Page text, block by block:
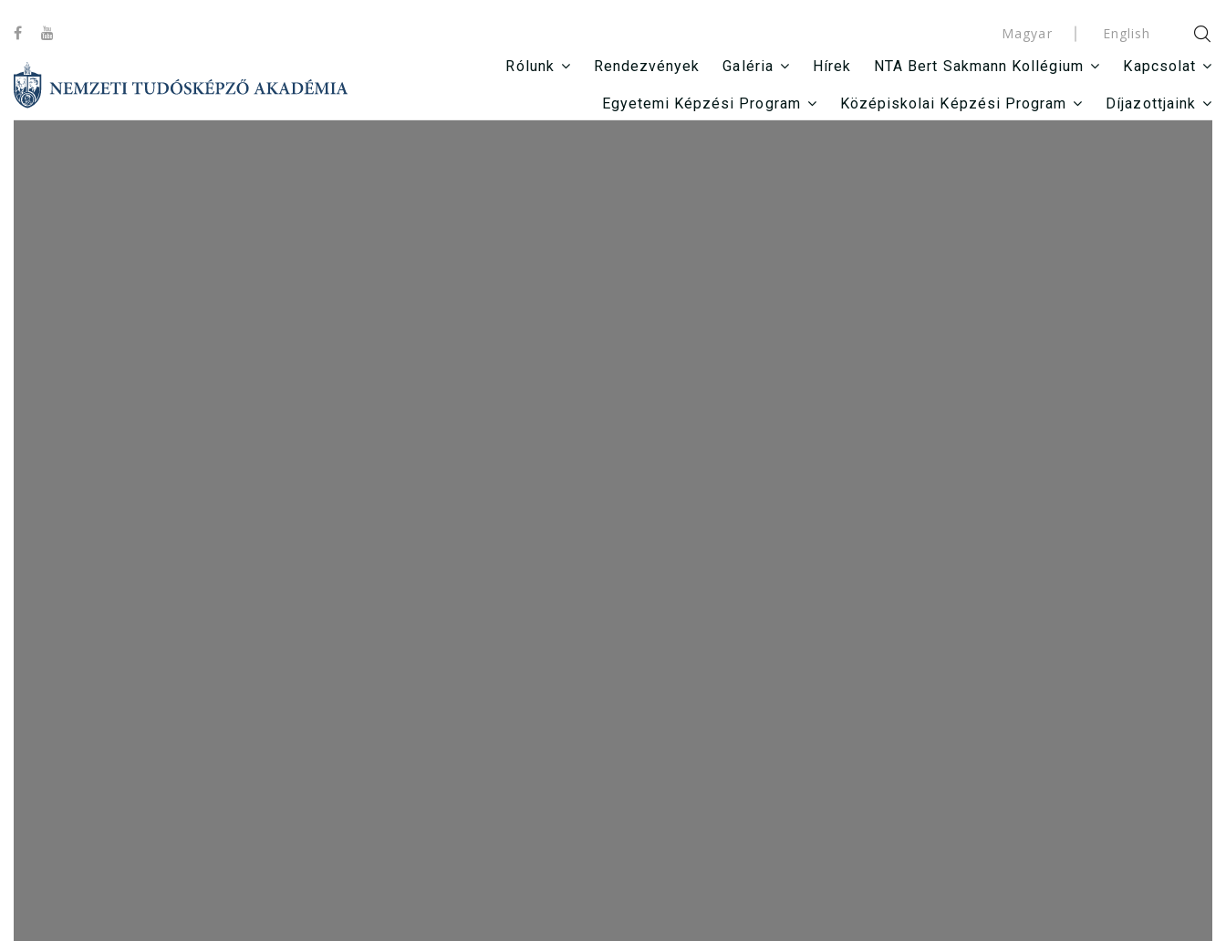
Magyar
English
Rólunk
Rendezvények Galéria Hírek NTA Bert Sakmann Kollégium Kapcsolat
Egyetemi Képzési Program Középiskolai Képzési Program Díjazottjaink